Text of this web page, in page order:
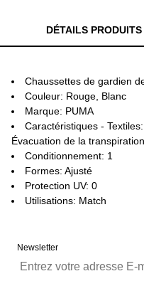
DÉTAILS PRODUITS
Chaussettes de gardien
Couleur: Rouge, Blanc
Marque: PUMA
Caractéristiques -
Évacuation de la
Conditionnement: 1
Formes: Ajusté
Protection UV: 0
Utilisations: Match
Newsletter